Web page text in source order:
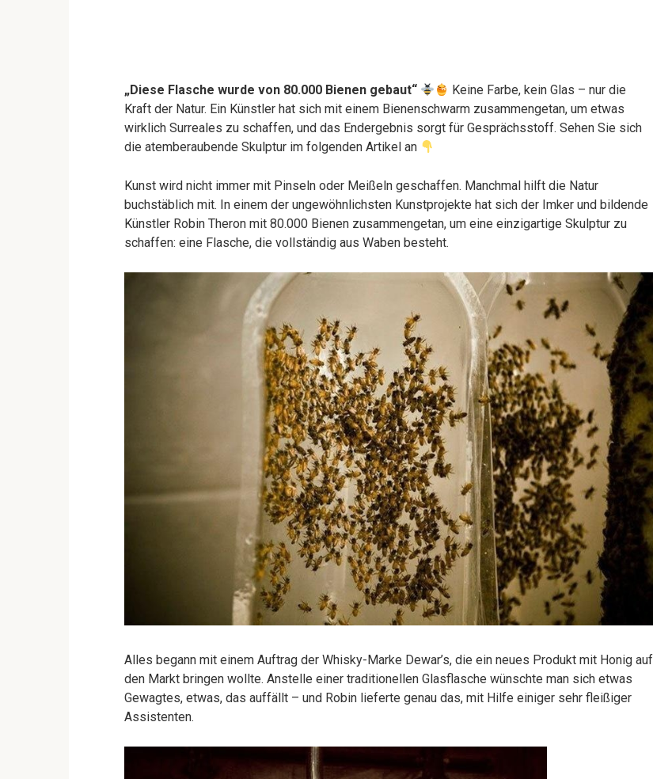
„Diese Flasche wurde von 80.000 Bienen gebaut“
Keine Farbe, kein Glas – nur die
Kraft der Natur. Ein Künstler hat sich mit einem Bienenschwarm zusammengetan, um etwas
wirklich Surreales zu schaffen, und das Endergebnis sorgt für Gesprächsstoff. Sehen Sie sich
die atemberaubende Skulptur im folgenden Artikel an
Kunst wird nicht immer mit Pinseln oder Meißeln geschaffen. Manchmal hilft die Natur
buchstäblich mit. In einem der ungewöhnlichsten Kunstprojekte hat sich der Imker und bildende
Künstler Robin Theron mit 80.000 Bienen zusammengetan, um eine einzigartige Skulptur zu
schaffen: eine Flasche, die vollständig aus Waben besteht.
Alles begann mit einem Auftrag der Whisky-Marke Dewar’s, die ein neues Produkt mit Honig auf
den Markt bringen wollte. Anstelle einer traditionellen Glasflasche wünschte man sich etwas
Gewagtes, etwas, das auffällt – und Robin lieferte genau das, mit Hilfe einiger sehr fleißiger
Assistenten.